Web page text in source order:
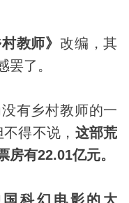
教师》 改编，其
罢了。
有乡村教师的一
得不说， 这部荒
有22.01亿元。
科幻电影的大